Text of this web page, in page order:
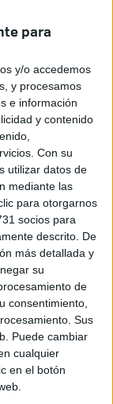
para
y/o accedemos
y procesamos
e información
y contenido
Con su
utilizar datos de
mediante las
para otorgarnos
socios para
descrito. De
más detallada y
su
de
consentimiento,
Sus
Puede cambiar
cualquier
en el botón
de
Ministerio
tenido lugar
una parcela
mediante
al proyecto de
y Ceuta.
de Africa' que
al
de la ciudad
energías